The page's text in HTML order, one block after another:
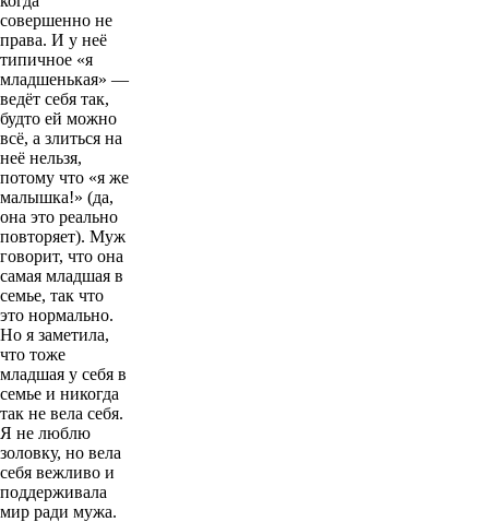
совершенно не
права. И у неё
типичное «я
младшенькая» —
ведёт себя так,
будто ей можно
всё, а злиться на
неё нельзя,
потому что «я же
малышка!» (да,
она это реально
повторяет). Муж
говорит, что она
самая младшая в
семье, так что
это нормально.
Но я заметила,
что тоже
младшая у себя в
семье и никогда
так не вела себя.
Я не люблю
золовку, но вела
себя вежливо и
поддерживала
мир ради мужа.